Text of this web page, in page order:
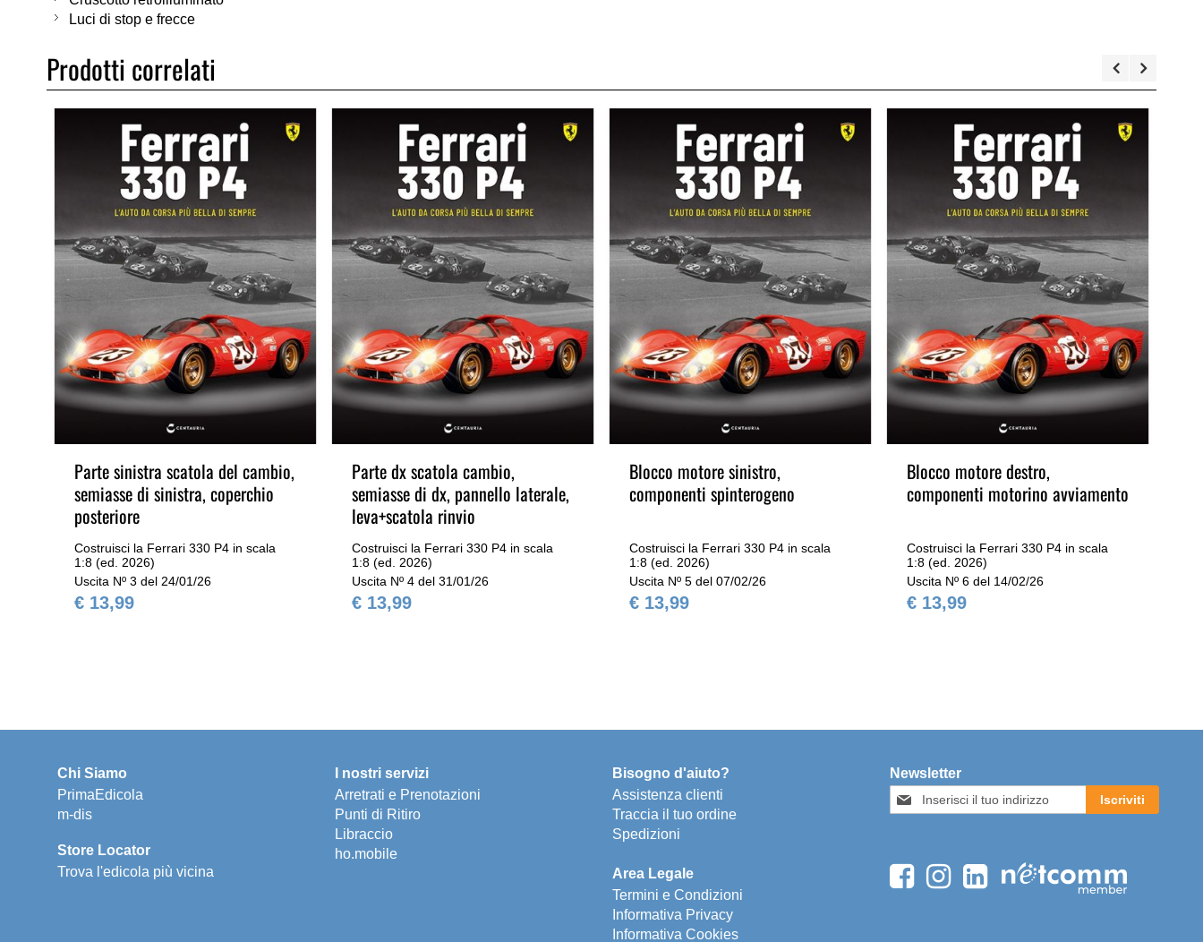
Luci di stop e frecce
Prodotti correlati
Parte sinistra scatola del cambio,
semiasse di sinistra, coperchio
posteriore
Costruisci la Ferrari 330 P4 in scala
1:8 (ed. 2026)
Uscita Nº 3 del 24/01/26
€ 13,99
Parte dx scatola cambio,
semiasse di dx, pannello laterale,
leva+scatola rinvio
Costruisci la Ferrari 330 P4 in scala
1:8 (ed. 2026)
Uscita Nº 4 del 31/01/26
€ 13,99
Blocco motore sinistro,
componenti spinterogeno
Costruisci la Ferrari 330 P4 in scala
1:8 (ed. 2026)
Uscita Nº 5 del 07/02/26
€ 13,99
Blocco motore destro,
componenti motorino avviamento
Costruisci la Ferrari 330 P4 in scala
1:8 (ed. 2026)
Uscita Nº 6 del 14/02/26
€ 13,99
Chi Siamo
PrimaEdicola
m-dis
Store Locator
Trova l'edicola più vicina
I nostri servizi
Arretrati e Prenotazioni
Punti di Ritiro
Libraccio
ho.mobile
Bisogno d'aiuto?
Assistenza clienti
Traccia il tuo ordine
Spedizioni
Area Legale
Termini e Condizioni
Informativa Privacy
Informativa Cookies
Newsletter
Iscriviti
alla
Iscriviti